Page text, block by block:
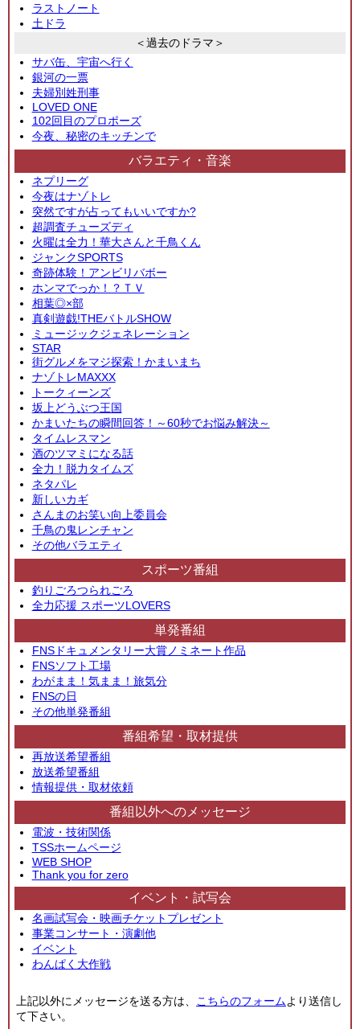
ラストノート
土ドラ
＜過去のドラマ＞
サバ缶、宇宙へ行く
銀河の一票
夫婦別姓刑事
LOVED ONE
102回目のプロポーズ
今夜、秘密のキッチンで
バラエティ・音楽
ネプリーグ
今夜はナゾトレ
突然ですが占ってもいいですか?
超調査チューズディ
火曜は全力！華大さんと千鳥くん
ジャンクSPORTS
奇跡体験！アンビリバボー
ホンマでっか！？ＴＶ
相葉◎×部
真剣遊戯!THEバトルSHOW
ミュージックジェネレーション
STAR
街グルメをマジ探索！かまいまち
ナゾトレMAXXX
トークィーンズ
坂上どうぶつ王国
かまいたちの瞬間回答！～60秒でお悩み解決～
タイムレスマン
酒のツマミになる話
全力！脱力タイムズ
ネタパレ
新しいカギ
さんまのお笑い向上委員会
千鳥の鬼レンチャン
その他バラエティ
スポーツ番組
釣りごろつられごろ
全力応援 スポーツLOVERS
単発番組
FNSドキュメンタリー大賞ノミネート作品
FNSソフト工場
わがまま！気まま！旅気分
FNSの日
その他単発番組
番組希望・取材提供
再放送希望番組
放送希望番組
情報提供・取材依頼
番組以外へのメッセージ
電波・技術関係
TSSホームページ
WEB SHOP
Thank you for zero
イベント・試写会
名画試写会・映画チケットプレゼント
事業コンサート・演劇他
イベント
わんぱく大作戦
上記以外にメッセージを送る方は、 こちらのフォームより送信し
て下さい。